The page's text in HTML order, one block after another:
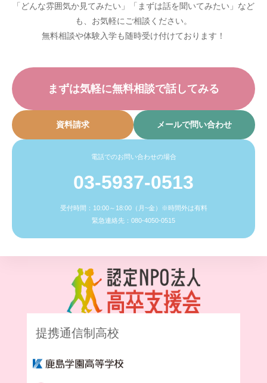
「どんな雰囲気か見てみたい」「まずは話を聞いてみたい」など
も、お気軽にご相談ください。
無料相談や体験入学も随時受け付けております！
まずは気軽に無料相談で話してみる
資料請求 メールで問い合わせ
電話でのお問い合わせの場合
03-5937-0513
受付時間：10:00～18:00（月~金）※時間外は有料
緊急連絡先：080-4050-0515
提携通信制高校